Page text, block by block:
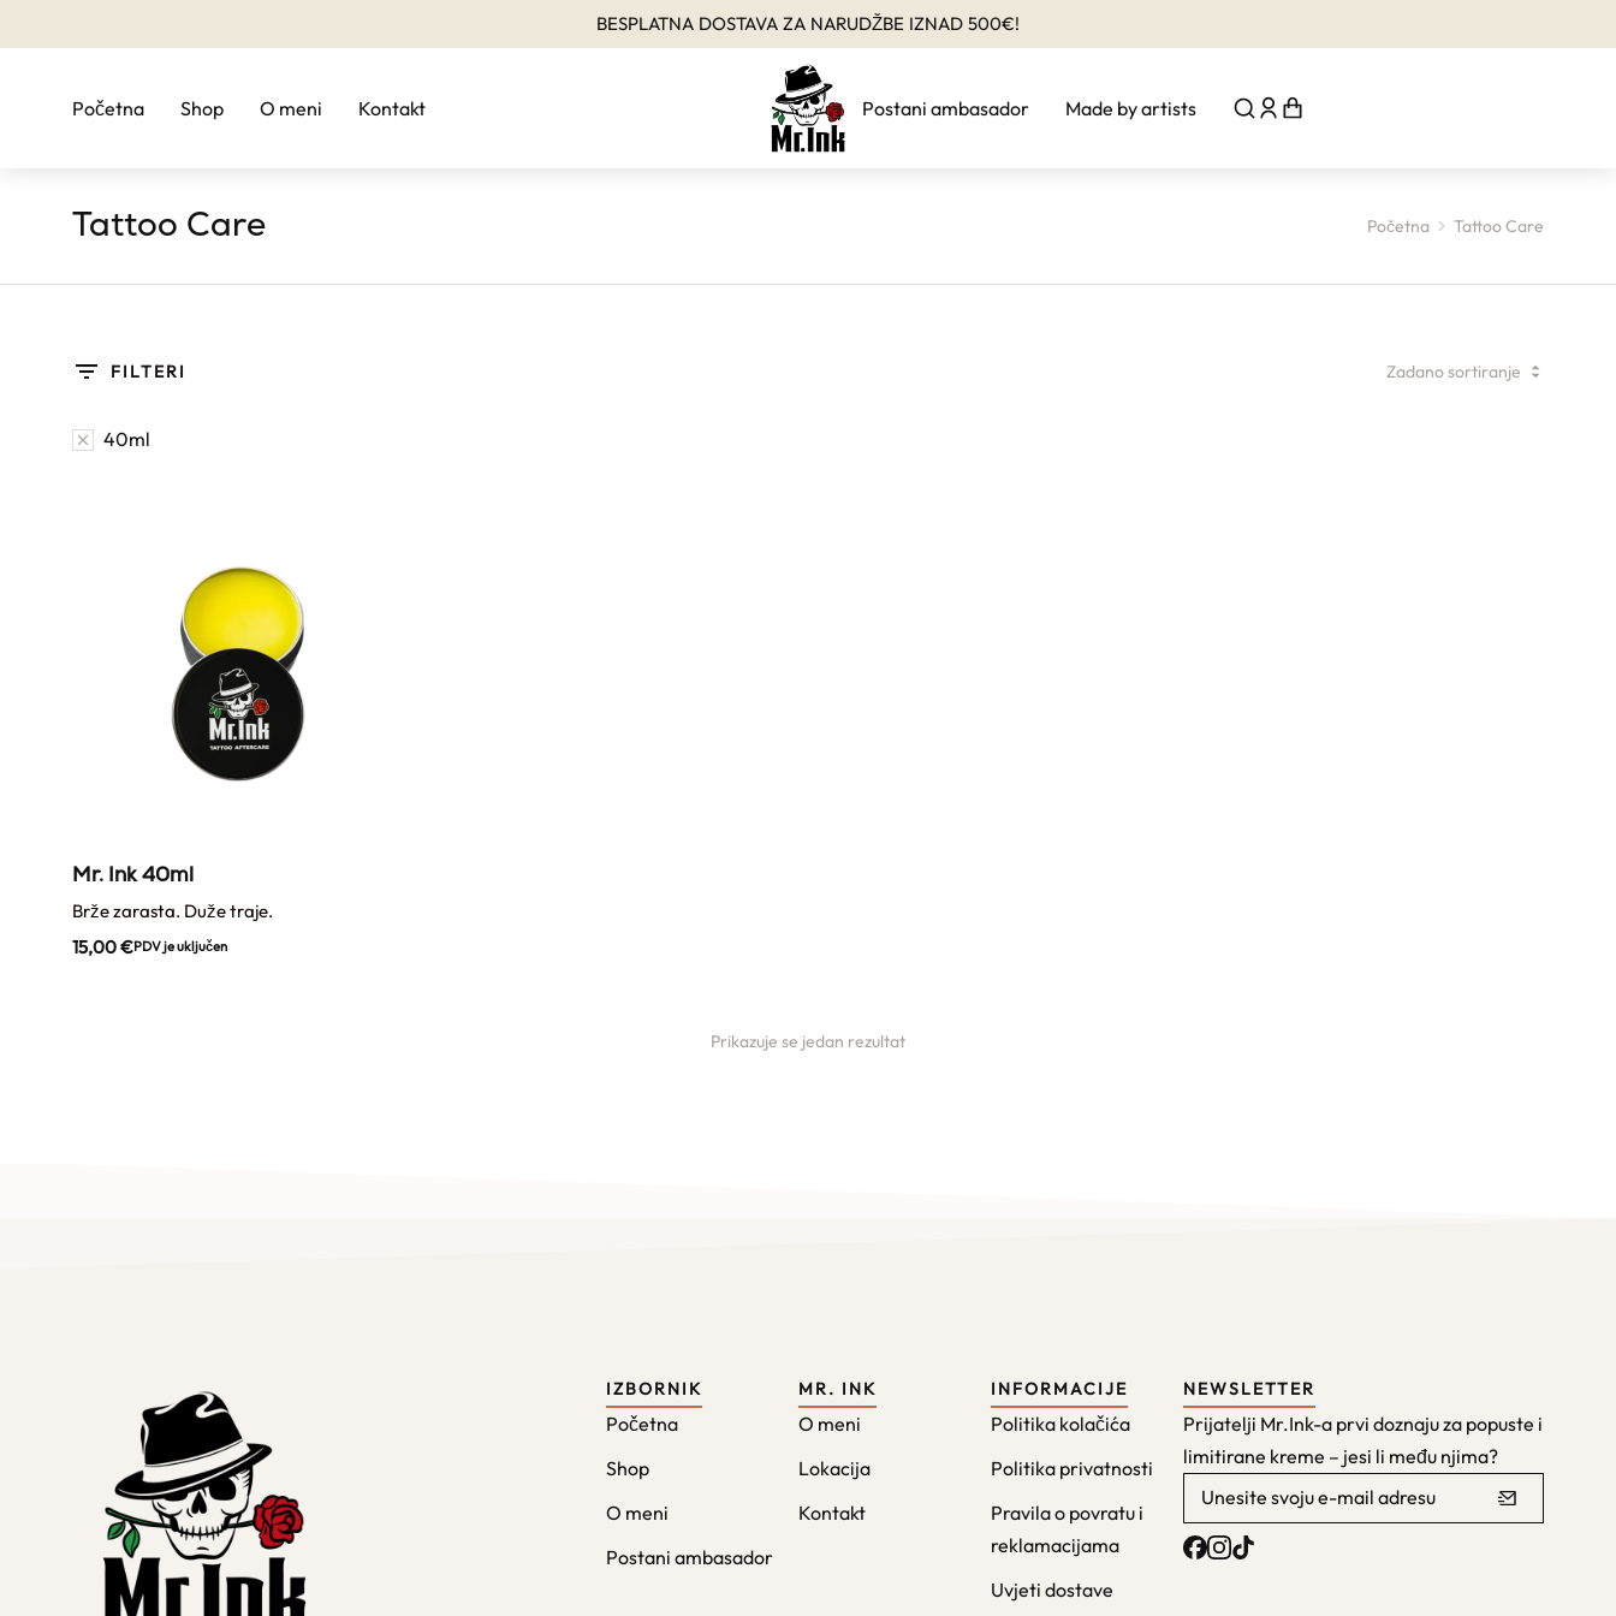
BESPLATNA DOSTAVA ZA NARUDŽBE IZNAD 500€!
Početna Shop O meni Kontakt Postani ambasador Made by artists
Tattoo Care Početna Tattoo Care
FILTERI
40ml
Mr. Ink 40ml
Brže zarasta. Duže traje.
15,00€PDV je uključen
Prikazuje se jedan rezultat
IZBORNIK
Početna
Shop
O meni
Postani ambasador
MR. INK
O meni
Lokacija
Kontakt
INFORMACIJE
Politika kolačića
Politika privatnosti
Pravila o povratu i
reklamacijama
Uvjeti dostave
NEWSLETTER
Prijatelji Mr.Ink-a prvi doznaju za popuste i
limitirane kreme – jesi li među njima?